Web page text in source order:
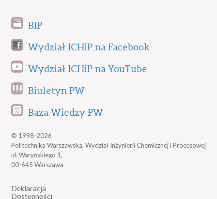
BIP
Wydział ICHiP na Facebook
Wydział ICHiP na YouTube
Biuletyn PW
Baza Wiedzy PW
© 1998-2026
Politechnika Warszawska, Wydział Inżynierii Chemicznej i Procesowej
ul. Waryńskiego 1,
00-645 Warszawa
Deklaracja
Dostępności